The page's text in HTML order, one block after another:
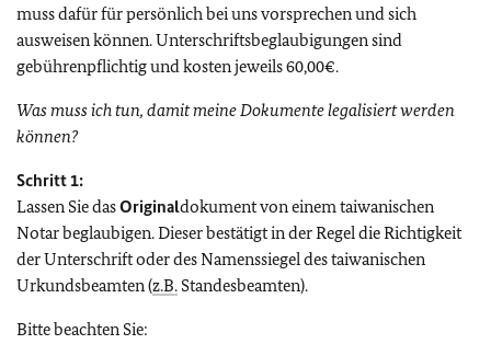
muss dafür für persönlich bei uns vorsprechen und sich
ausweisen können. Unterschriftsbeglaubigungen sind
gebührenpflichtig und kosten jeweils 60,00€.
Was muss ich tun, damit meine Dokumente legalisiert werden
können?
Schritt 1:
Lassen Sie dasOriginaldokument von einem taiwanischen
Notar beglaubigen. Dieser bestätigt in der Regel die Richtigkeit
der Unterschrift oder des Namenssiegel des taiwanischen
Urkundsbeamten (z.B. Standesbeamten).
Bitte beachten Sie: